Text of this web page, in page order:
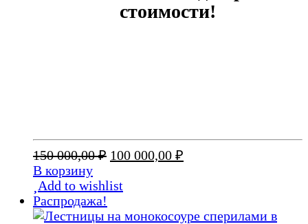
стоимости!
150 000,00₽ Первоначальная
составляла
000,00 ₽.
100 000,00 ₽
В корзину
Add to wishlist
Распродажа!